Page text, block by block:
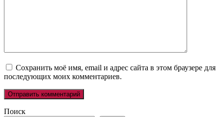
Сохранить моё имя, email и адрес сайта в этом браузере для
последующих моих комментариев.
Поиск